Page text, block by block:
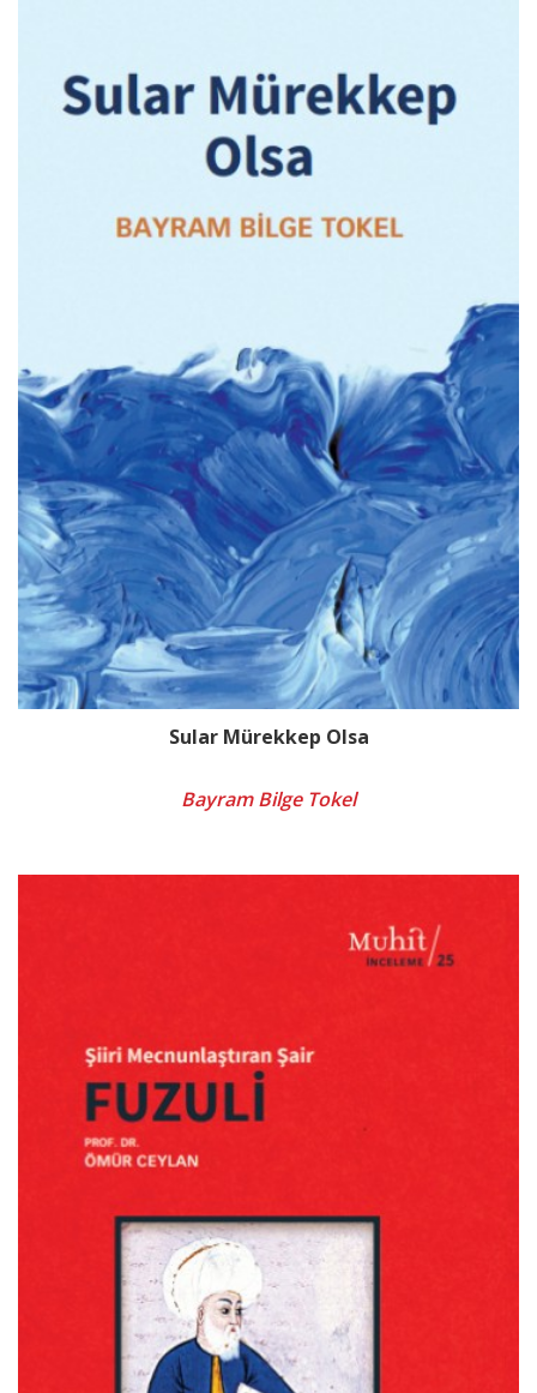
Sular Mürekkep Olsa
Bayram Bilge Tokel